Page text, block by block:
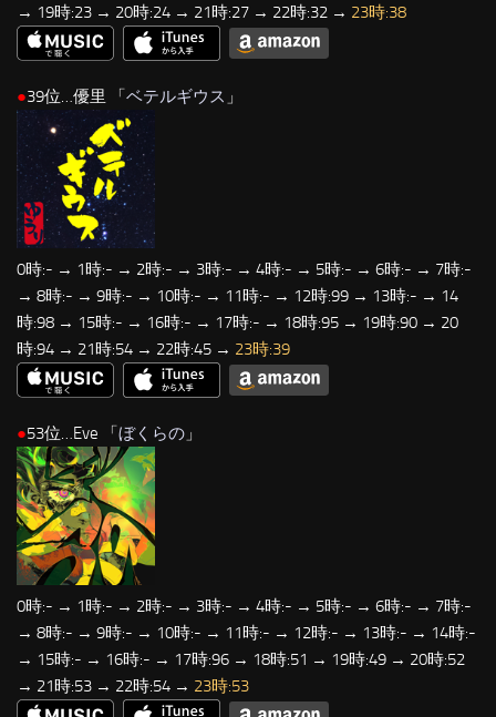
→ 19時:23 → 20時:24 → 21時:27 → 22時:32 → 23時:38
●39位…優里 「ベテルギウス 」
0時:- → 1時:- → 2時:- → 3時:- → 4時:- → 5時:- → 6時:- → 7時:-
→ 8時:- → 9時:- → 10時:- → 11時:- → 12時:99 → 13時:- → 14
時:98 → 15時:- → 16時:- → 17時:- → 18時:95 → 19時:90 → 20
時:94 → 21時:54 → 22時:45 → 23時:39
●53位…Eve 「 ぼくらの 」
0時:- → 1時:- → 2時:- → 3時:- → 4時:- → 5時:- → 6時:- → 7時:-
→ 8時:- → 9時:- → 10時:- → 11時:- → 12時:- → 13時:- → 14時:-
→ 15時:- → 16時:- → 17時:96 → 18時:51 → 19時:49 → 20時:52
→ 21時:53 → 22時:54 → 23時:53